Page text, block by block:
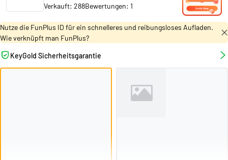
Verkauft: 288Bewertungen: 1
Nutze die FunPlus ID für ein schnelleres und reibungsloses Aufladen.
Wie verknüpft man FunPlus?
KeyGold Sicherheitsgarantie